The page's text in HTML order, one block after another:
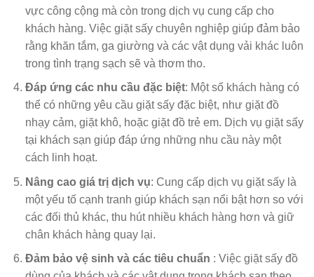
vực công cộng mà còn trong dịch vụ cung cấp cho
khách hàng. Việc giặt sấy chuyên nghiệp giúp đảm bảo
rằng khăn tắm, ga giường và các vật dụng vải khác luôn
trong tình trạng sạch sẽ và thơm tho.
Đáp ứng các nhu cầu đặc biệt: Một số khách hàng có
thể có những yêu cầu giặt sấy đặc biệt, như giặt đồ
nhạy cảm, giặt khô, hoặc giặt đồ trẻ em. Dịch vụ giặt sấy
tại khách sạn giúp đáp ứng những nhu cầu này một
cách linh hoạt.
Nâng cao giá trị dịch vụ: Cung cấp dịch vụ giặt sấy là
một yếu tố cạnh tranh giúp khách sạn nổi bật hơn so với
các đối thủ khác, thu hút nhiều khách hàng hơn và giữ
chân khách hàng quay lại.
Đảm bảo vệ sinh và các tiêu chuẩn : Việc giặt sấy đồ